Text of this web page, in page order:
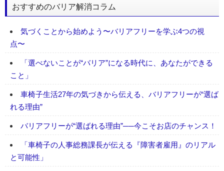
おすすめのバリア解消コラム
気づくことから始めよう〜バリアフリーを学ぶ4つの視
点〜
「選べないことが“バリア”になる時代に、あなたができる
こと」
車椅子生活27年の気づきから伝える、バリアフリーが“選ば
れる理由”
バリアフリーが“選ばれる理由”──今こそお店のチャンス！
「車椅子の人事総務課長が伝える『障害者雇用』のリアル
と可能性」